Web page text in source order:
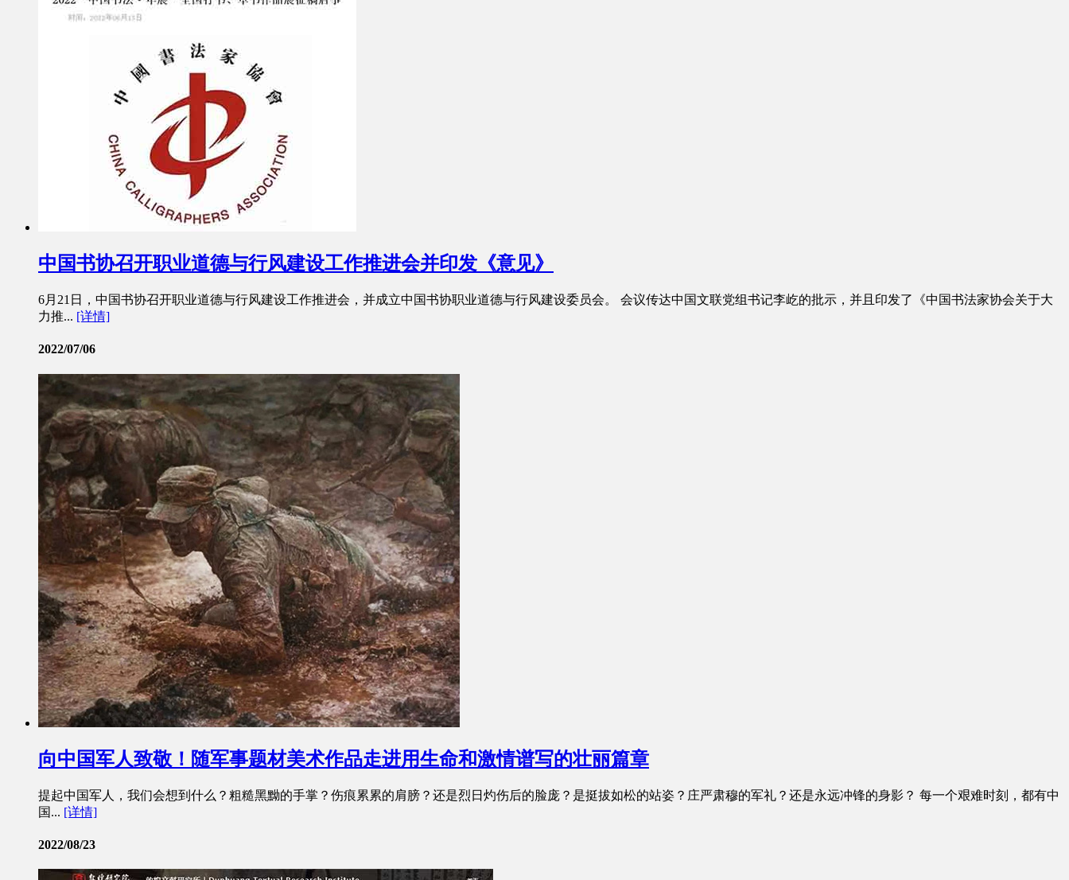
中国书协召开职业道德与行风建设工作推进会并印发《意见》
6月21日，中国书协召开职业道德与行风建设工作推进会，并成立中国书协职业道德与行风建设委员会。 会议传达中国文联党组书记李屹的批示，并且印发了《中国书法家协会关于大
力推... [详情]
2022/07/06
向中国军人致敬！随军事题材美术作品走进用生命和激情谱写的壮丽篇章
提起中国军人，我们会想到什么？粗糙黑黝的手掌？伤痕累累的肩膀？还是烈日灼伤后的脸庞？是挺拔如松的站姿？庄严肃穆的军礼？还是永远冲锋的身影？ 每一个艰难时刻，都有中
国... [详情]
2022/08/23